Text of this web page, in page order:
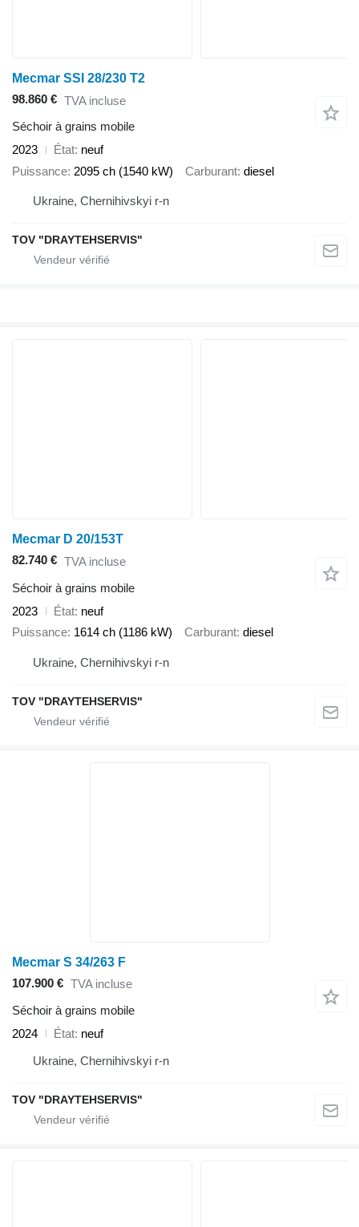
Mecmar SSI 28/230 T2
98.860 € TVA incluse
Séchoir à grains mobile
2023
État neuf
Puissance 2095 ch (1540 kW) Carburant diesel
Ukraine, Chernihivskyi r-n
TOV "DRAYTEHSERVIS"
Mecmar D 20/153T
82.740 € TVA incluse
Séchoir à grains mobile
2023
État neuf
Puissance 1614 ch (1186 kW) Carburant diesel
Ukraine, Chernihivskyi r-n
TOV "DRAYTEHSERVIS"
Mecmar S 34/263 F
107.900 € TVA incluse
Séchoir à grains mobile
2024
État neuf
Ukraine, Chernihivskyi r-n
TOV "DRAYTEHSERVIS"